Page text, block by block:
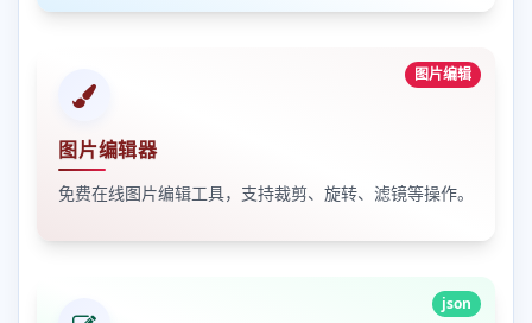
图片编辑
图片编辑器
免费在线图片编辑工具，支持裁剪、旋转、滤镜等操作。
json